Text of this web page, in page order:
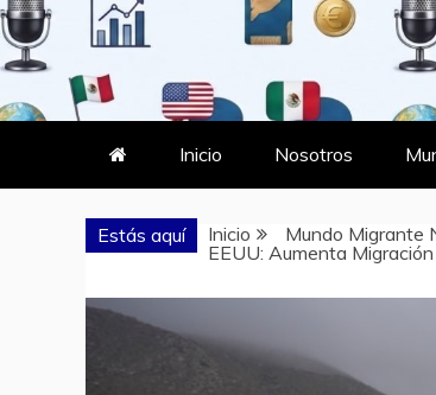
MUNDO
DONDE TODOS SOMOS
Inicio Nosotros
Estás aquí Inicio Mundo Migrante
EEUU: Aumenta